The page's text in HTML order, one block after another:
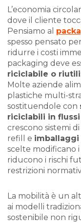
L’economia
dove il cliente
Pensiamo al
spesso pensato
ridurre i costi
packaging deve
riciclabile o
Molte aziende
plastiche multi-
sostituendole con
riciclabili in
crescono sistemi
refill e
scelte modificano
riducono i rischi
restrizioni
La mobilità è un
ai modelli
sostenibile non